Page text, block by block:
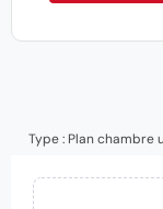
Type : Plan chambre